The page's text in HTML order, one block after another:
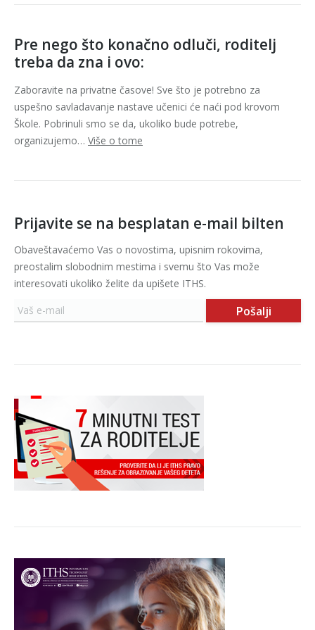
Pre nego što konačno odluči, roditelj
treba da zna i ovo:
Zaboravite na privatne časove! Sve što je potrebno za
uspešno savladavanje nastave učenici će naći pod krovom
Škole. Pobrinuli smo se da, ukoliko bude potrebe,
organizujemo… Više o tome
Prijavite se na besplatan e-mail bilten
Obaveštavaćemo Vas o novostima, upisnim rokovima,
preostalim slobodnim mestima i svemu što Vas može
interesovati ukoliko želite da upišete ITHS.